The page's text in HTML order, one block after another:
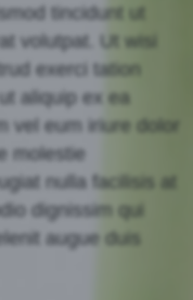
tincidunt ut
volutpat. Ut wisi
exerci tation
aliquip ex ea
vel eum iriure dolor
molestie
nulla facilisis at
dignissim qui
augue duis